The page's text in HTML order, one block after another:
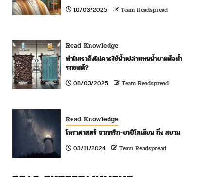
10/03/2025 Team Readspread
Read Knowledge
ทำไมเราถึงไม่ควรใช้น้ำเปล่าแทนน้ำยาหม้อน้ำ
รถยนต์?
08/03/2025 Team Readspread
Read Knowledge
โหราศาสตร์ จากกรีก-บาบิโลเนียน ถึง สยาม
03/11/2024 Team Readspread